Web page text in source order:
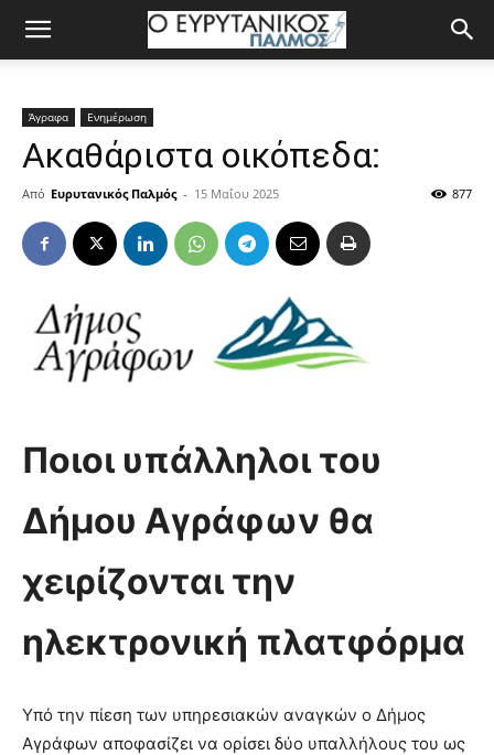
Άγραφα Ενημέρωση
Ακαθάριστα οικόπεδα:
Από Ευρυτανικός Παλμός - 15 Μαΐου 2025 877
Ποιοι υπάλληλοι του
Δήμου Αγράφων θα
χειρίζονται την
ηλεκτρονική πλατφόρμα
Υπό την πίεση των υπηρεσιακών αναγκών ο Δήμος
Αγράφων αποφασίζει να ορίσει δύο υπαλλήλους του ως